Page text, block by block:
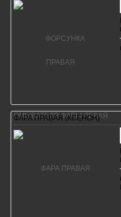
ФАРА ПРАВАЯ (КСЕНОН)